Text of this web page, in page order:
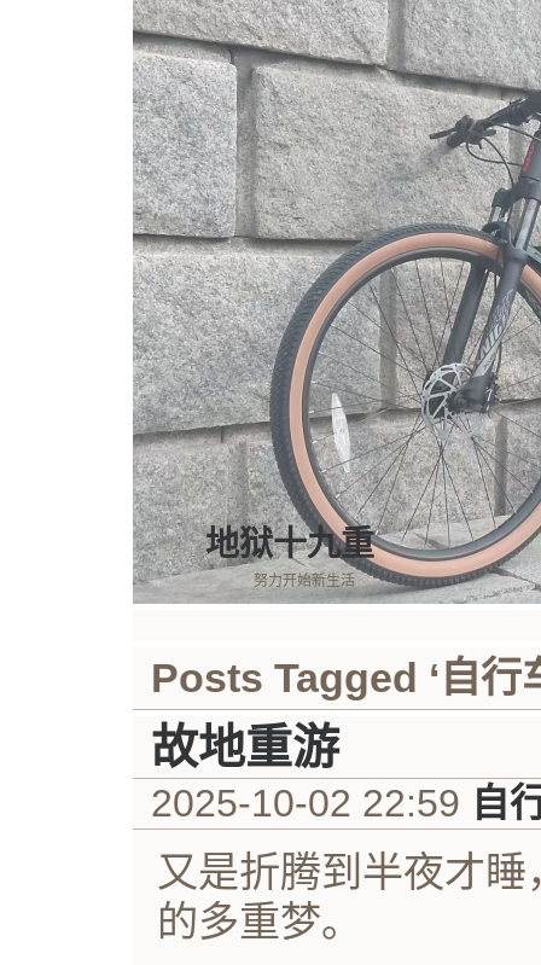
地狱十九重
努力开始新生活
Posts Tagged ‘自行
故地重游
2025-10-02 22:59 自
又是折腾到半夜才
的多重梦。